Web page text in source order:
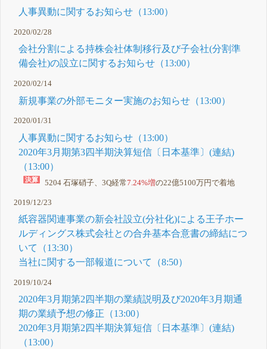
人事異動に関するお知らせ（13:00）
2020/02/28
会社分割による持株会社体制移行及び子会社(分割準
備会社)の設立に関するお知らせ（13:00）
2020/02/14
新規事業の外部モニター実施のお知らせ（13:00）
2020/01/31
人事異動に関するお知らせ（13:00）
2020年3月期第3四半期決算短信〔日本基準〕(連結)
（13:00）
5204 石塚硝子、3Q経常7.24%増の22億5100万円で着地
2019/12/23
紙容器関連事業の新会社設立(分社化)による王子ホー
ルディングス株式会社との合弁基本合意書の締結につ
いて（13:30）
当社に関する一部報道について（8:50）
2019/10/24
2020年3月期第2四半期の業績説明及び2020年3月期通
期の業績予想の修正（13:00）
2020年3月期第2四半期決算短信〔日本基準〕(連結)
（13:00）